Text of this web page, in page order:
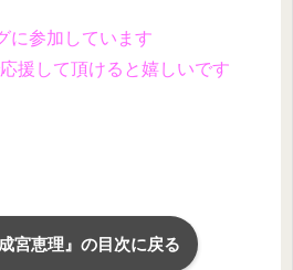
に参加しています
援して頂けると嬉しいです
宮恵理』の目次に戻る